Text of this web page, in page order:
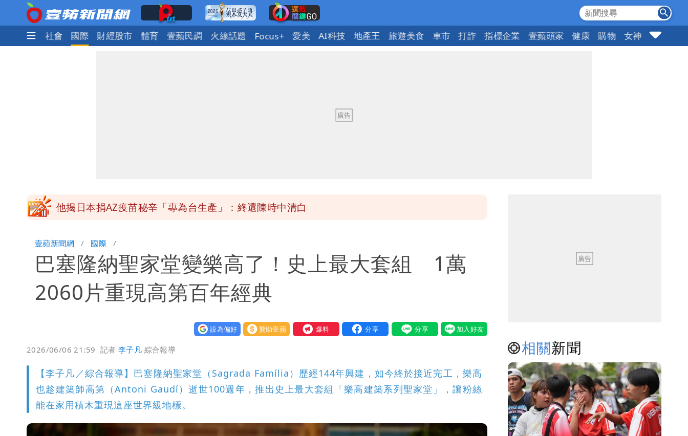
政治 社會 國際 財經股市 體育 壹蘋民調 火線話題 Focus+ 愛美 AI科技 地產王 旅遊美食 車市 打詐 指標企業 壹蘋頭家 健康 購物 女神 10點強打
他揭日本捐AZ疫苗秘辛「專為台生產」：終還陳時中清白
「白海豚」雨炸8縣市！逼近台灣恐擺盪 這幾區飆豪雨
「最挺台議員」遺作！美參院通過制裁案 重課俄羅斯500%關稅
壹蘋新聞網 國際
巴塞隆納聖家堂變樂高了！史上最大套組 1萬
2060片重現高第百年經典
設為偏好 贊助壹蘋 我要爆料
2026/06/06 21:59 記者李子凡 綜合報導
【李子凡／綜合報導】巴塞隆納聖家堂（Sagrada Família）歷經144年興建，如今終於接近完工，樂高
也趁建築師高第（Antoni Gaudí）逝世100週年，推出史上最大套組「樂高建築系列聖家堂」，讓粉絲
能在家用積木重現這座世界級地標。
相關新聞